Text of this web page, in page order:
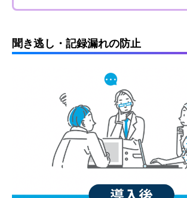
聞き逃し・記録漏れの防止